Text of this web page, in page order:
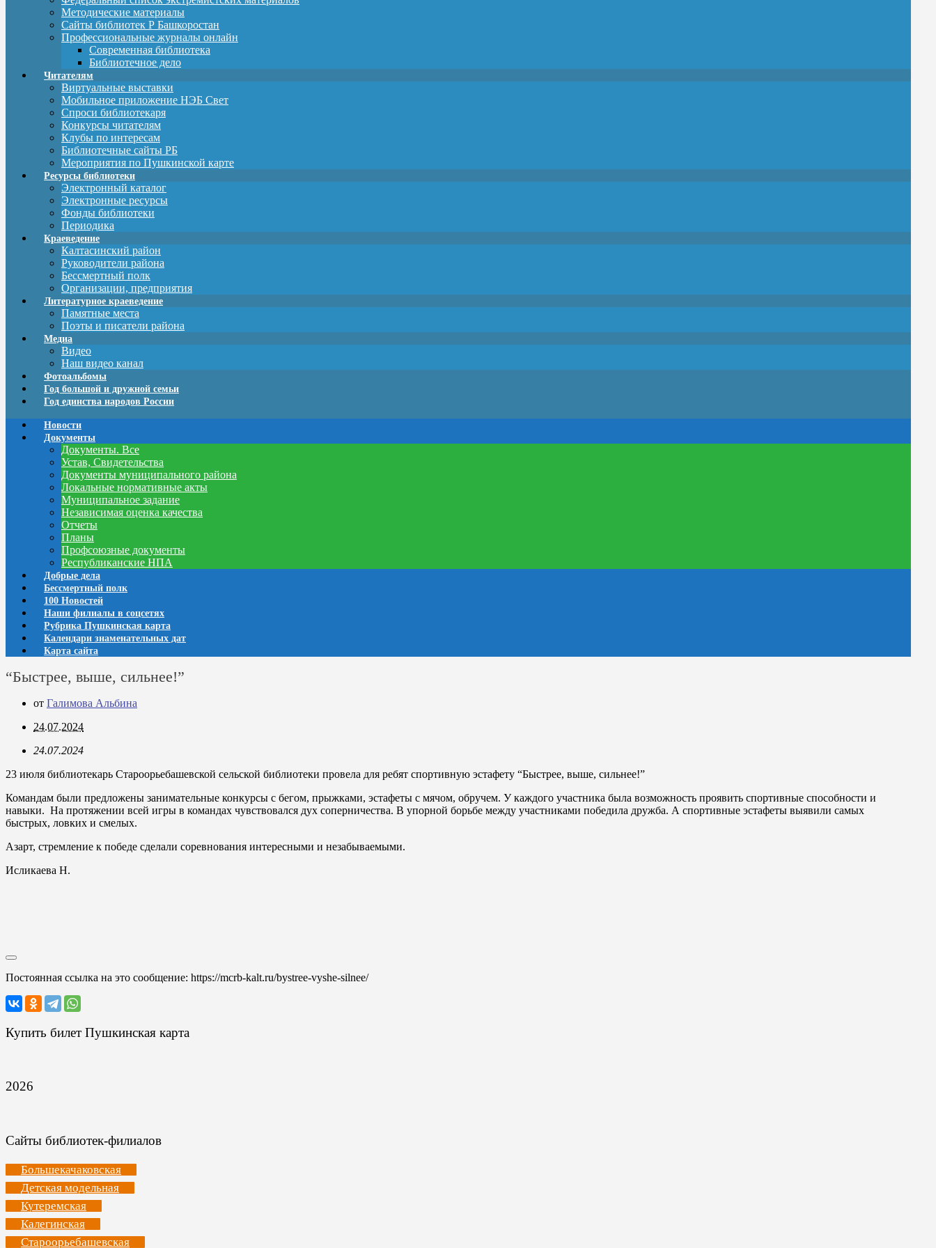
Методические материалы
Сайты библиотек Р Башкоростан
Профессиональные журналы онлайн
Современная библиотека
Библиотечное дело
Читателям
Виртуальные выставки
Мобильное приложение НЭБ Свет
Спроси библиотекаря
Конкурсы читателям
Клубы по интересам
Библиотечные сайты РБ
Мероприятия по Пушкинской карте
Ресурсы библиотеки
Электронный каталог
Электронные ресурсы
Фонды библиотеки
Периодика
Краеведение
Калтасинский район
Руководители района
Бессмертный полк
Организации, предприятия
Литературное краеведение
Памятные места
Поэты и писатели района
Медиа
Видео
Наш видео канал
Фотоальбомы
Год большой и дружной семьи
Год единства народов России
Новости
Документы
Документы. Все
Устав, Свидетельства
Документы муниципального района
Локальные нормативные акты
Муниципальное задание
Независимая оценка качества
Отчеты
Планы
Профсоюзные документы
Республиканские НПА
Добрые дела
Бессмертный полк
100 Новостей
Наши филиалы в соцсетях
Рубрика Пушкинская карта
Календари знаменательных дат
Карта сайта
“Быстрее, выше, сильнее!”
от Галимова Альбина
24.07.2024
24.07.2024
23 июля библиотекарь Староорьебашевской сельской библиотеки провела для ребят спортивную эстафету “Быстрее, выше, сильнее!”
Командам были предложены занимательные конкурсы с бегом, прыжками, эстафеты с мячом, обручем. У каждого участника была возможность проявить спортивные способности и
навыки. На протяжении всей игры в командах чувствовался дух соперничества. В упорной борьбе между участниками победила дружба. А спортивные эстафеты выявили самых
быстрых, ловких и смелых.
Азарт, стремление к победе сделали соревнования интересными и незабываемыми.
Исликаева Н.
Постоянная ссылка на это сообщение: https://mcrb-kalt.ru/bystree-vyshe-silnee/
Купить билет Пушкинская карта
2026
Сайты библиотек-филиалов
Большекачаковская
Детская модельная
Кутеремская
Калегинская
Староорьебашевская